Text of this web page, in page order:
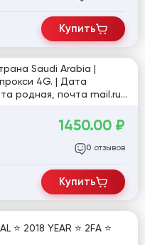
Купить
Saudi Arabia |
4G. | Дата
родная, почта mail.ru
1450.00 ₽
0 отзывов
Купить
⭐ 2018 YEAR ⭐ 2FA ⭐